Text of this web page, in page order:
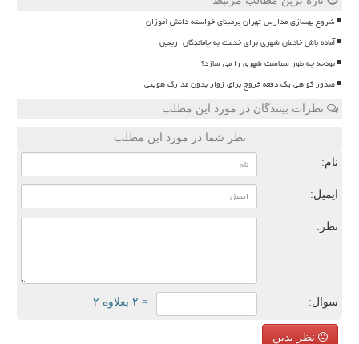
شروع بهسازی مدارس تهران برمبنای خواسته دانش آموزان
آماده باش خادمان شهری برای خدمت به جاماندگان اربعین
بودجه چه طور سیاست شهری را می سازد؟
صدور گواهی یک دفعه خروج برای زوار بدون مدارک هویتی
نظرات بینندگان در مورد این مطلب
نظر شما در مورد این مطلب
نام:
ایمیل:
نظر:
سوال: = ۲ بعلاوه ۲
نظر بدین